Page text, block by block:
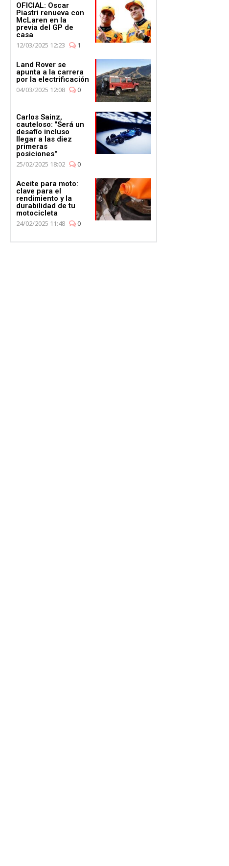
OFICIAL: Oscar
Piastri renueva con
McLaren en la
previa del GP de
casa
12/03/2025 12:23
1
Land Rover se
apunta a la carrera
por la electrificación
04/03/2025 12:08
0
Carlos Sainz,
cauteloso: "Será un
desafío incluso
llegar a las diez
primeras
posiciones"
25/02/2025 18:02
0
Aceite para moto:
clave para el
rendimiento y la
durabilidad de tu
motocicleta
24/02/2025 11:48
0